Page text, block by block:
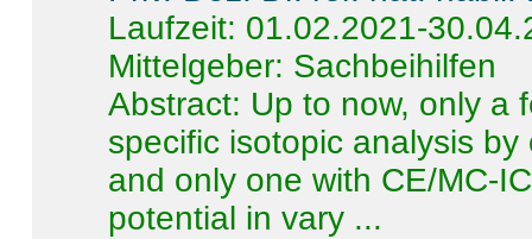
Laufzeit: 01.02.2021-
Mittelgeber: Sachbeihilfen
Abstract: Up to now, only a
specific isotopic analysis
and only one with CE/MC-
potential in vary ...